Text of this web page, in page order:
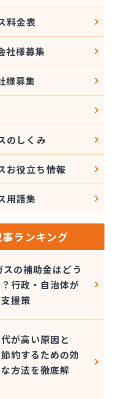
料金表
社様募集
様募集
のしくみ
お役立ち情報
用語集
ランキング
スの補助金はどう
行政・自治体が
援策
が高い原因と
約するための効
方法を徹底解